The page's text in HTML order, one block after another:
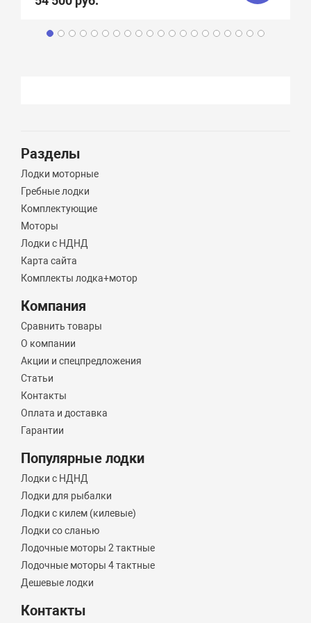
Разделы
Лодки моторные
Гребные лодки
Комплектующие
Моторы
Лодки с НДНД
Карта сайта
Комплекты лодка+мотор
Компания
Сравнить товары
О компании
Акции и спецпредложения
Статьи
Контакты
Оплата и доставка
Гарантии
Популярные лодки
Лодки с НДНД
Лодки для рыбалки
Лодки с килем (килевые)
Лодки со сланью
Лодочные моторы 2 тактные
Лодочные моторы 4 тактные
Дешевые лодки
Контакты